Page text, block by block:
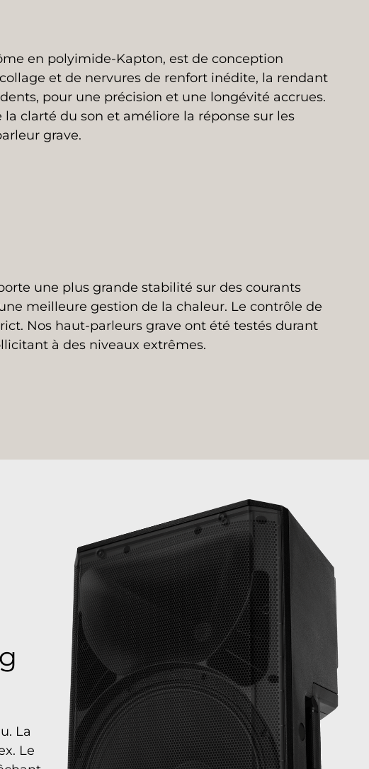
en polyimide-Kapton, est de conception
et de nervures de renfort inédite, la rendant
pour une précision et une longévité accrues.
clarté du son et améliore la réponse sur les
grave.
une plus grande stabilité sur des courants
meilleure gestion de la chaleur. Le contrôle de
Nos haut-parleurs grave ont été testés durant
à des niveaux extrêmes.
La
Le